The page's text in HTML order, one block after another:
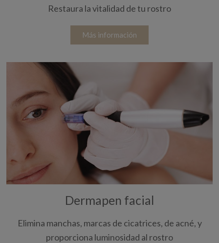
Restaura la vitalidad de tu rostro
Más información
Dermapen facial
Elimina manchas, marcas de cicatrices, de acné, y
proporciona luminosidad al rostro